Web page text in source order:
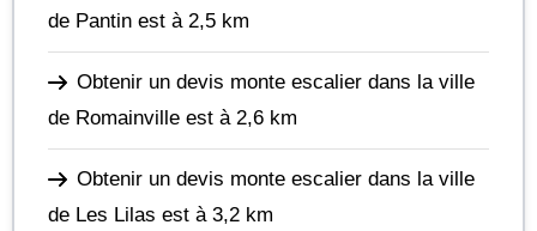
de Pantin est à 2,5 km
Obtenir un devis monte escalier dans la ville
de Romainville est à 2,6 km
Obtenir un devis monte escalier dans la ville
de Les Lilas est à 3,2 km